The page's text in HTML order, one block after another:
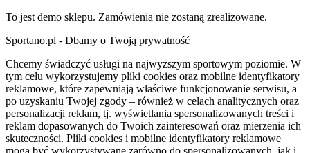
To jest demo sklepu. Zamówienia nie zostaną zrealizowane.
Sportano.pl - Dbamy o Twoją prywatność
Chcemy świadczyć usługi na najwyższym sportowym poziomie. W
tym celu wykorzystujemy pliki cookies oraz mobilne identyfikatory
reklamowe, które zapewniają właściwe funkcjonowanie serwisu, a
po uzyskaniu Twojej zgody – również w celach analitycznych oraz
personalizacji reklam, tj. wyświetlania spersonalizowanych treści i
reklam dopasowanych do Twoich zainteresowań oraz mierzenia ich
skuteczności. Pliki cookies i mobilne identyfikatory reklamowe
mogą być wykorzystywane zarówno do spersonalizowanych, jak i